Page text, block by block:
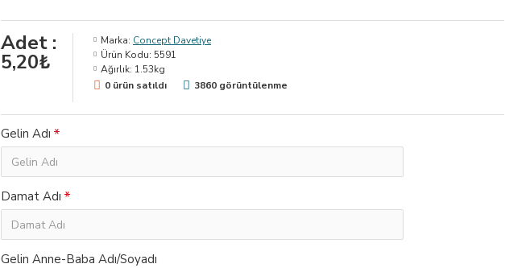
Adet :
5,20₺
Marka: Concept Davetiye
Ürün Kodu: 5591
Ağırlık: 1.53kg
0 ürün satıldı
3860 görüntülenme
Gelin Adı
Damat Adı
Gelin Anne-Baba Adı/Soyadı